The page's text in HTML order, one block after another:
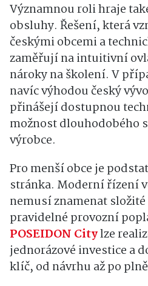
Významnou roli hraje
obsluhy. Řešení, která
českými obcemi a
zaměřují na intuitivní
nároky na školení. V
navíc výhodou český
přinášejí dostupnou
možnost dlouhodobého
výrobce.
Pro menší obce je
stránka. Moderní řízení
nemusí znamenat
pravidelné provozní
POSEIDON Citylze
jednorázové investice a
klíč, od návrhu až po